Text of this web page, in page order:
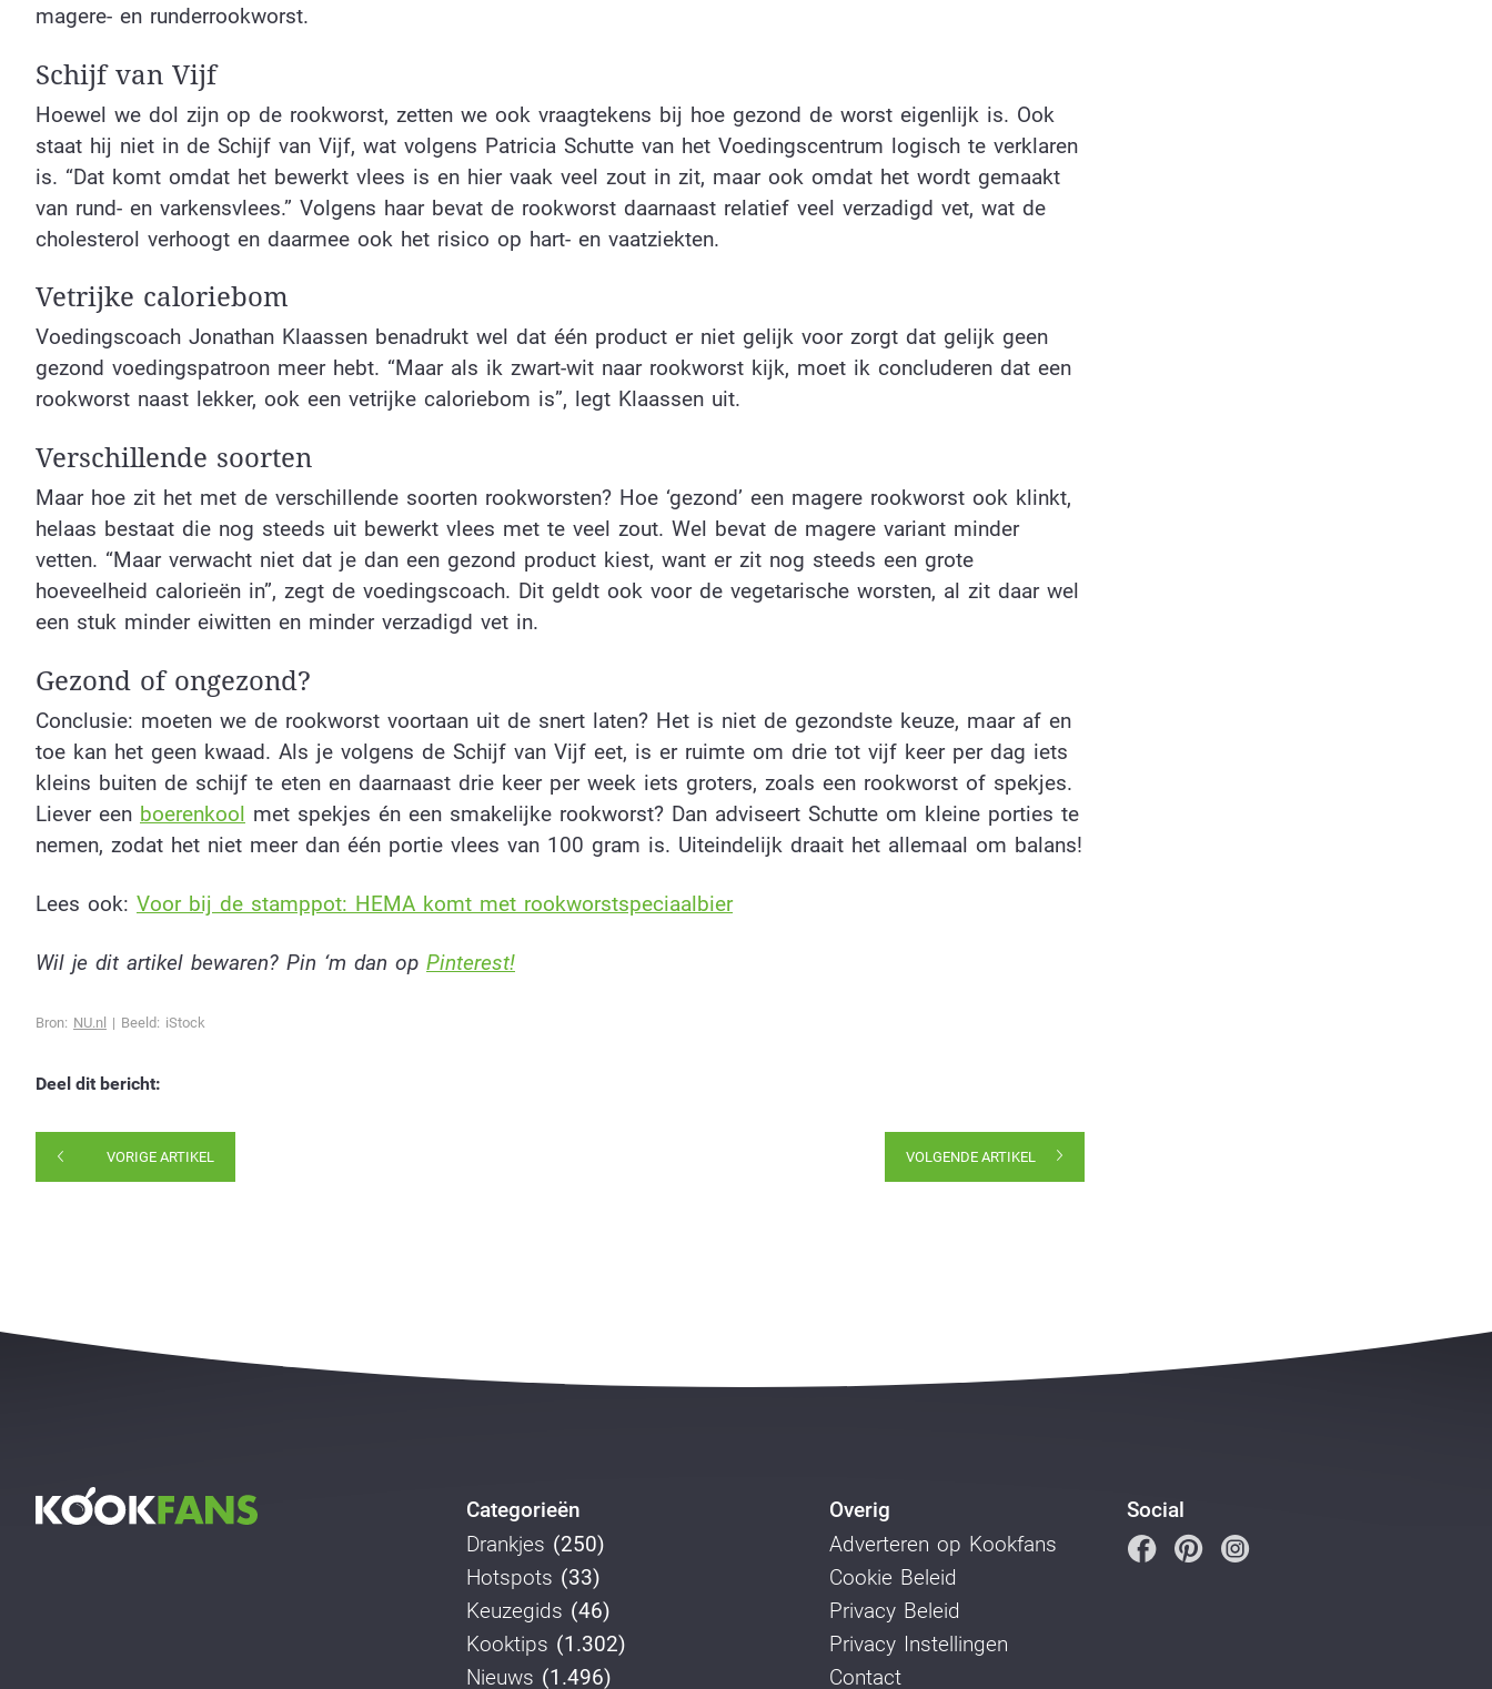
magere- en runderrookworst.
Schijf van Vijf
Hoewel we dol zijn op de rookworst, zetten we ook vraagtekens bij hoe gezond de worst eigenlijk is. Ook
staat hij niet in de Schijf van Vijf, wat volgens Patricia Schutte van het Voedingscentrum logisch te verklaren
is. “Dat komt omdat het bewerkt vlees is en hier vaak veel zout in zit, maar ook omdat het wordt gemaakt
van rund- en varkensvlees.” Volgens haar bevat de rookworst daarnaast relatief veel verzadigd vet, wat de
cholesterol verhoogt en daarmee ook het risico op hart- en vaatziekten.
Vetrijke caloriebom
Voedingscoach Jonathan Klaassen benadrukt wel dat één product er niet gelijk voor zorgt dat gelijk geen
gezond voedingspatroon meer hebt. “Maar als ik zwart-wit naar rookworst kijk, moet ik concluderen dat een
rookworst naast lekker, ook een vetrijke caloriebom is”, legt Klaassen uit.
Verschillende soorten
Maar hoe zit het met de verschillende soorten rookworsten? Hoe ‘gezond’ een magere rookworst ook klinkt,
helaas bestaat die nog steeds uit bewerkt vlees met te veel zout. Wel bevat de magere variant minder
vetten. “Maar verwacht niet dat je dan een gezond product kiest, want er zit nog steeds een grote
hoeveelheid calorieën in”, zegt de voedingscoach. Dit geldt ook voor de vegetarische worsten, al zit daar wel
een stuk minder eiwitten en minder verzadigd vet in.
Gezond of ongezond?
Conclusie: moeten we de rookworst voortaan uit de snert laten? Het is niet de gezondste keuze, maar af en
toe kan het geen kwaad. Als je volgens de Schijf van Vijf eet, is er ruimte om drie tot vijf keer per dag iets
kleins buiten de schijf te eten en daarnaast drie keer per week iets groters, zoals een rookworst of spekjes.
Liever een boerenkool met spekjes én een smakelijke rookworst? Dan adviseert Schutte om kleine porties te
nemen, zodat het niet meer dan één portie vlees van 100 gram is. Uiteindelijk draait het allemaal om balans!
Lees ook: Voor bij de stamppot: HEMA komt met rookworstspeciaalbier
Wil je dit artikel bewaren? Pin ‘m dan op Pinterest!
Bron: NU.nl | Beeld: iStock
Deel dit bericht:
VORIGE ARTIKEL VOLGENDE ARTIKEL
Categorieën
Drankjes (250)
Hotspots (33)
Keuzegids (46)
Kooktips (1.302)
Nieuws (1.496)
Overig
Adverteren op Kookfans
Cookie Beleid
Privacy Beleid
Privacy Instellingen
Contact
Social